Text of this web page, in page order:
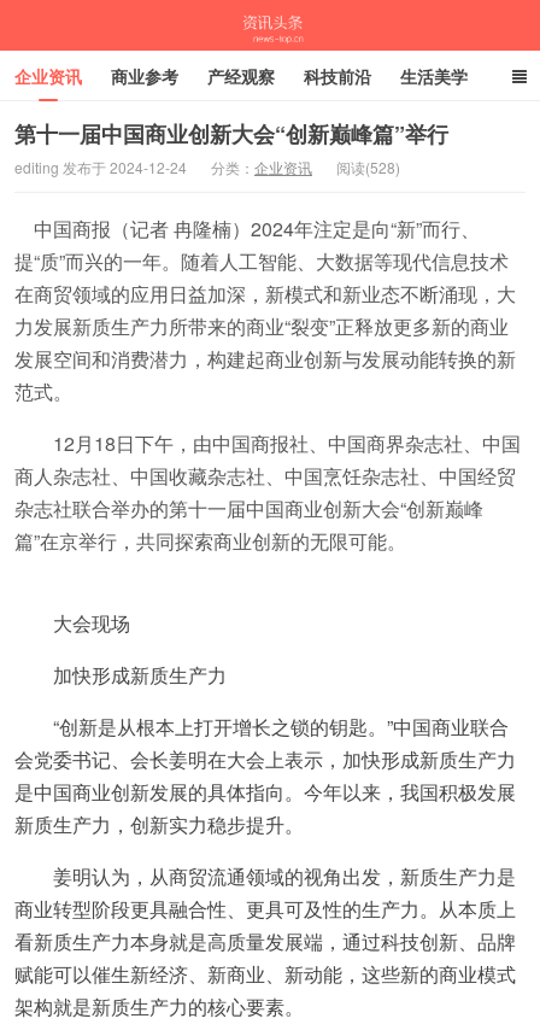
企业资讯 商业参考 产经观察 科技前沿 生活美学
时尚潮流 母婴亲子 专栏
第十一届中国商业创新大会“创新巅峰篇”举行
editing 发布于 2024-12-24 分类： 企业资讯 阅读(528)
中国商报（记者 冉隆楠）2024年注定是向“新”而行、
提“质”而兴的一年。随着人工智能、大数据等现代信息技术
在商贸领域的应用日益加深，新模式和新业态不断涌现，大
力发展新质生产力所带来的商业“裂变”正释放更多新的商业
发展空间和消费潜力，构建起商业创新与发展动能转换的新
范式。
12月18日下午，由中国商报社、中国商界杂志社、中国
商人杂志社、中国收藏杂志社、中国烹饪杂志社、中国经贸
杂志社联合举办的第十一届中国商业创新大会“创新巅峰
篇”在京举行，共同探索商业创新的无限可能。
大会现场
加快形成新质生产力
“创新是从根本上打开增长之锁的钥匙。”中国商业联合
会党委书记、会长姜明在大会上表示，加快形成新质生产力
是中国商业创新发展的具体指向。今年以来，我国积极发展
新质生产力，创新实力稳步提升。
姜明认为，从商贸流通领域的视角出发，新质生产力是
商业转型阶段更具融合性、更具可及性的生产力。从本质上
看新质生产力本身就是高质量发展端，通过科技创新、品牌
赋能可以催生新经济、新商业、新动能，这些新的商业模式
架构就是新质生产力的核心要素。